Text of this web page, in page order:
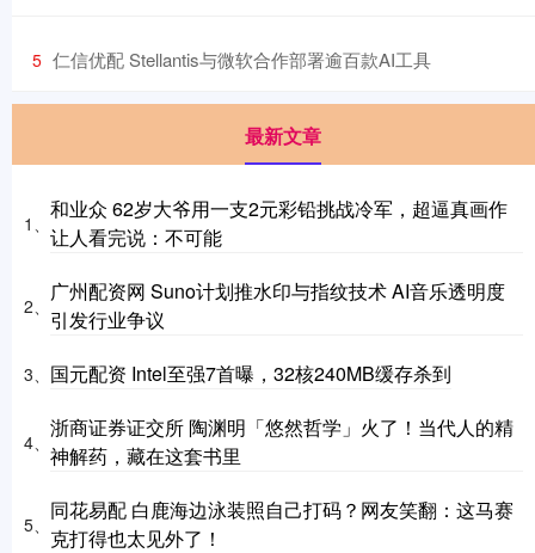
5 ​仁信优配 Stellantis与微软合作部署逾百款AI工具
最新文章
1、
和业众 62岁大爷用一支2元彩铅挑战冷军，超逼真画作
让人看完说：不可能
2、
广州配资网 Suno计划推水印与指纹技术 AI音乐透明度
引发行业争议
3、 国元配资 Intel至强7首曝，32核240MB缓存杀到
4、
浙商证券证交所 陶渊明「悠然哲学」火了！当代人的精
神解药，藏在这套书里
5、
同花易配 白鹿海边泳装照自己打码？网友笑翻：这马赛
克打得也太见外了！